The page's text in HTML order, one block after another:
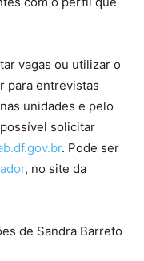
vagas ou utilizar o
para entrevistas
unidades e pelo
solicitar
. Pode ser
, no site da
de Sandra Barreto